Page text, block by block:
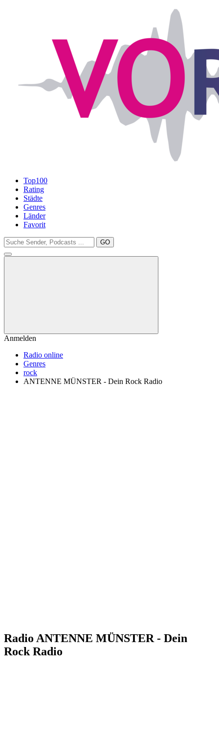
Top100
Rating
Städte
Genres
Länder
Favorit
GO
Anmelden
Radio online
Genres
rock
ANTENNE MÜNSTER - Dein Rock Radio
Radio ANTENNE MÜNSTER - Dein
Rock Radio